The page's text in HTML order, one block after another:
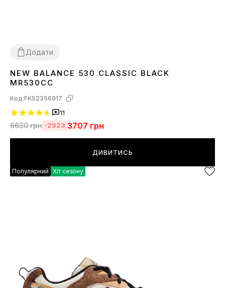
Додати
3637 3839404142 434445
NEW BALANCE 530 CLASSIC BLACK
MR530CC
Код:FKS2356917
11
6630грн -2923 3707 грн
ДИВИТИСЬ
Популярний Хіт сезону